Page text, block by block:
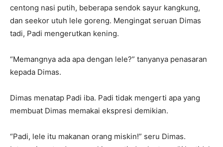
centong nasi putih, beberapa sendok sayur kangkung,
dan seekor utuh lele goreng. Mengingat seruan Dimas
tadi, Padi mengerutkan kening.
“Memangnya ada apa dengan lele?” tanyanya penasaran
kepada Dimas.
Dimas menatap Padi iba. Padi tidak mengerti apa yang
membuat Dimas memakai ekspresi demikian.
“Padi, lele itu makanan orang miskin!” seru Dimas.